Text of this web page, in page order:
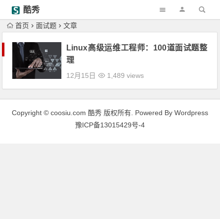
酷秀
首页 面试题 文章
Linux高级运维工程师：100道面试题整
理
12月15日 1,489 views
Copyright © coosiu.com 酷秀 版权所有. Powered By Wordpress
豫ICP备13015429号-4